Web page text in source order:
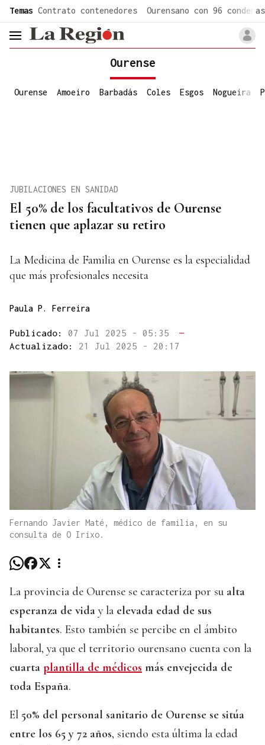
Temas Contrato contenedores Ourensano con 96 condenas
header.menu.open
Ourense
Ourense Amoeiro Barbadás Coles Esgos Nogueira
El 50% de los facultativos de Ourense
tienen que aplazar su retiro
JUBILACIONES EN SANIDAD
La Medicina de Familia en Ourense es la especialidad
que más profesionales necesita
Paula P. Ferreira
Publicado: 07 Jul 2025 - 05:35
—
Actualizado: 21 Jul 2025 - 20:17
Fernando Javier Maté, médico de familia, en su
consulta de O Irixo.
La provincia de Ourense se caracteriza por su alta
esperanza de vida y la elevada edad de sus
habitantes. Esto también se percibe en el ámbito
laboral, ya que el territorio ourensano cuenta con la
cuarta plantilla de médicos más envejecida de
toda España.
El 50% del personal sanitario de Ourense se sitúa
entre los 65 y 72 años, siendo esta última la edad